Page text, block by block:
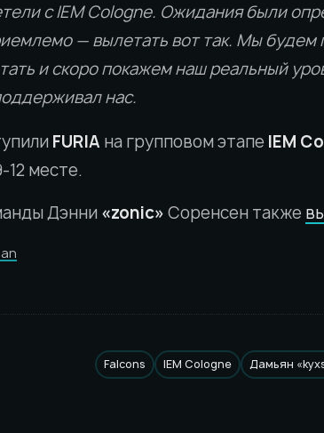
с IEM Cologne. Ожидания были
— вылетать вот так. Мы будем
и скоро покажем наш реальный
нас.
FURIA на групповом этапе IEM
12 месте.
Дэнни «zonic» Соренсен также
Falcons IEM Cologne Дамьян